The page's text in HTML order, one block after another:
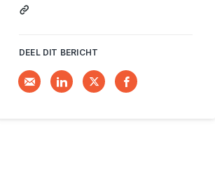
DEEL DIT BERICHT